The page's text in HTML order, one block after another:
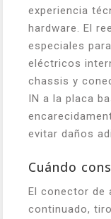
experiencia
hardware. El
especiales
eléctricos
chassis y
IN a la placa
evitar daños
Cuándo
El conector de
continuado,